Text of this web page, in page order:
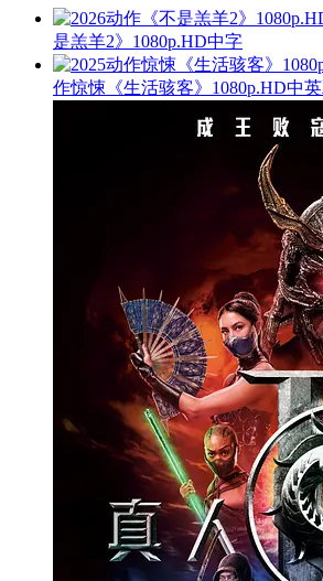
是羔羊2》1080p.HD中字
作惊悚《生活骇客》1080p.HD中